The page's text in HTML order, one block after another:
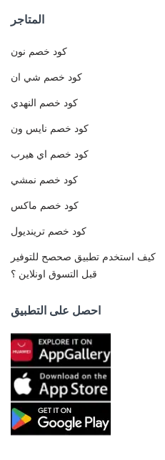
المتاجر
كود خصم نون
كود خصم شي ان
كود خصم النهدي
كود خصم نايس ون
كود خصم اي هيرب
كود خصم نمشي
كود خصم ماكس
كود خصم ترينديول
كيف استخدم تطبيق صحصح للتوفير
قبل التسوق اونلاين ؟
احصل على التطبيق